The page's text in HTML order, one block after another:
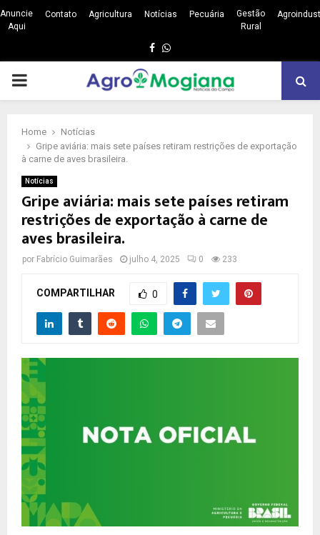
Anuncie
Aqui
Contato Agricultura Notícias Pecuária
Gestão
Rural
Facebook
Whatsapp
PRIMARY
Home
Notícias
Gripe aviária: mais sete países retiram restrições de exportação
à carne de aves brasileira.
Notícias
Gripe aviária: mais sete países retiram
restrições de exportação à carne de
aves brasileira.
por Fabrício Guimarães julho 4, 2025 0 233
COMPARTILHAR 0